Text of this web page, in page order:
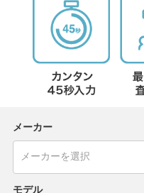
メーカー
モデル